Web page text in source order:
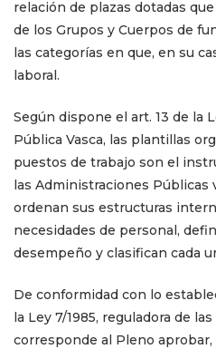
relación de plazas dotadas
de los Grupos y Cuerpos de
las categorías en que, en su
laboral.
Según dispone el art. 13 de la
Pública Vasca, las plantillas
puestos de trabajo son el
las Administraciones Públicas
ordenan sus estructuras
necesidades de personal,
desempeño y clasifican cada
De conformidad con lo
la Ley 7/1985, reguladora de
corresponde al Pleno